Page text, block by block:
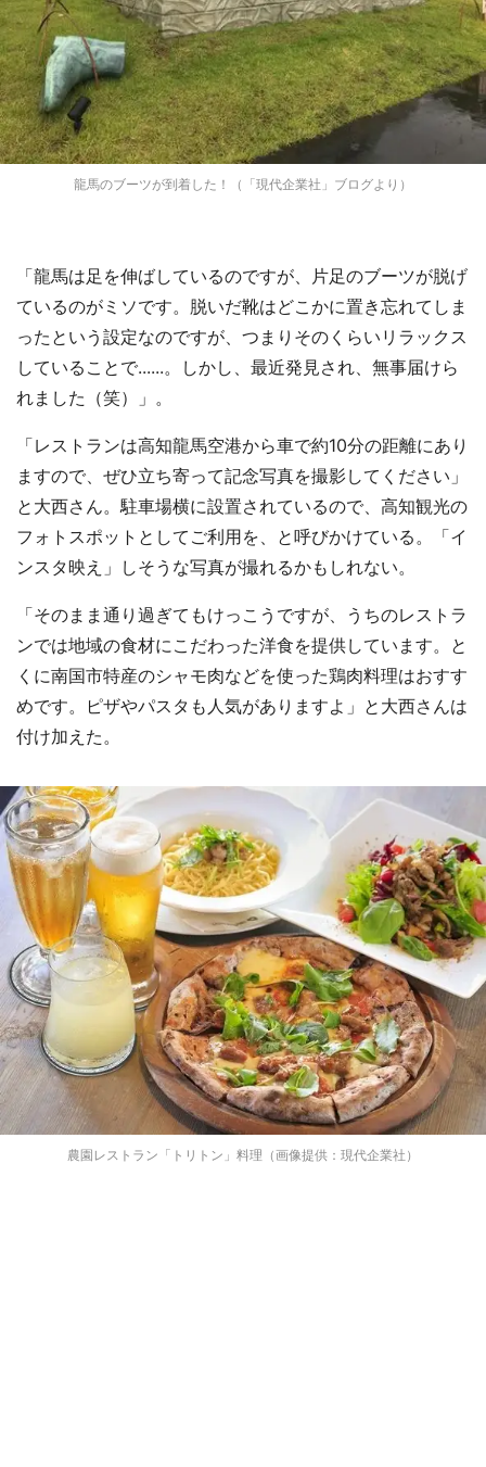
龍馬のブーツが到着した！（「現代企業社」ブログより）
「龍馬は足を伸ばしているのですが、片足のブーツが脱げ
ているのがミソです。脱いだ靴はどこかに置き忘れてしま
ったという設定なのですが、つまりそのくらいリラックス
していることで......。しかし、最近発見され、無事届けら
れました（笑）」。
「レストランは高知龍馬空港から車で約10分の距離にあり
ますので、ぜひ立ち寄って記念写真を撮影してください」
と大西さん。駐車場横に設置されているので、高知観光の
フォトスポットとしてご利用を、と呼びかけている。「イ
ンスタ映え」しそうな写真が撮れるかもしれない。
「そのまま通り過ぎてもけっこうですが、うちのレストラ
ンでは地域の食材にこだわった洋食を提供しています。と
くに南国市特産のシャモ肉などを使った鶏肉料理はおすす
めです。ピザやパスタも人気がありますよ」と大西さんは
付け加えた。
農園レストラン「トリトン」料理（画像提供：現代企業社）